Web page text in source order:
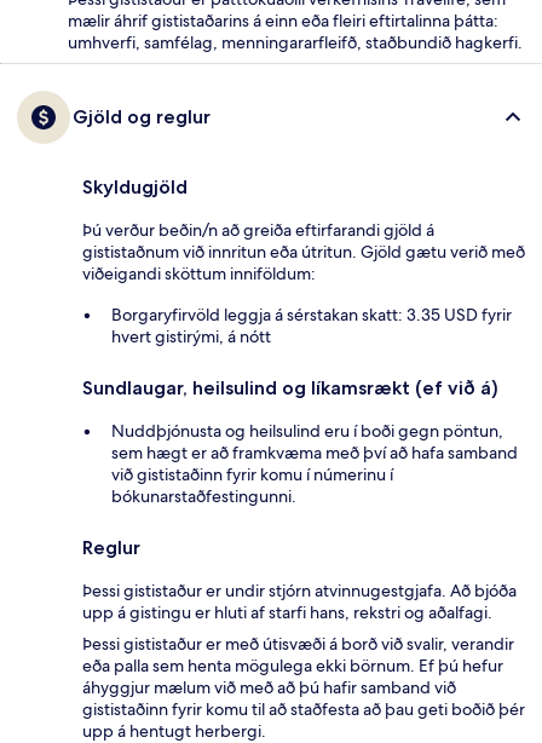
mælir áhrif gististaðarins á einn eða fleiri eftirtalinna þátta:
umhverfi, samfélag, menningararfleifð, staðbundið hagkerfi.
Gjöld og reglur
Skyldugjöld
Þú verður beðin/n að greiða eftirfarandi gjöld á
gististaðnum við innritun eða útritun. Gjöld gætu verið með
viðeigandi sköttum inniföldum:
Borgaryfirvöld leggja á sérstakan skatt: 3.35 USD fyrir
hvert gistirými, á nótt
Sundlaugar, heilsulind og líkamsrækt (ef við á)
Nuddþjónusta og heilsulind eru í boði gegn pöntun,
sem hægt er að framkvæma með því að hafa samband
við gististaðinn fyrir komu í númerinu í
bókunarstaðfestingunni.
Reglur
Þessi gististaður er undir stjórn atvinnugestgjafa. Að bjóða
upp á gistingu er hluti af starfi hans, rekstri og aðalfagi.
Þessi gististaður er með útisvæði á borð við svalir, verandir
eða palla sem henta mögulega ekki börnum. Ef þú hefur
áhyggjur mælum við með að þú hafir samband við
gististaðinn fyrir komu til að staðfesta að þau geti boðið þér
upp á hentugt herbergi.